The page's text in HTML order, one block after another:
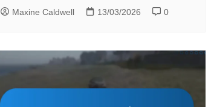
Maxine Caldwell 13/03/2026 0